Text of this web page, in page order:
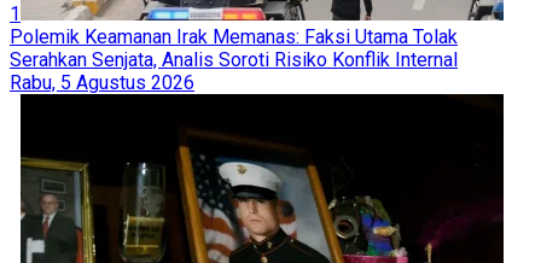
1
Polemik Keamanan Irak Memanas: Faksi Utama Tolak
Serahkan Senjata, Analis Soroti Risiko Konflik Internal
Rabu, 5 Agustus 2026